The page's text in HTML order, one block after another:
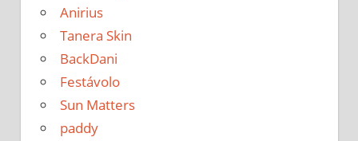
Anirius
Tanera Skin
BackDani
Festávolo
Sun Matters
paddy